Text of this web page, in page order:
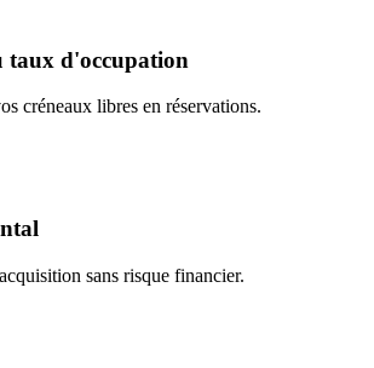
taux d'occupation
créneaux libres en réservations.
sans risque financier.